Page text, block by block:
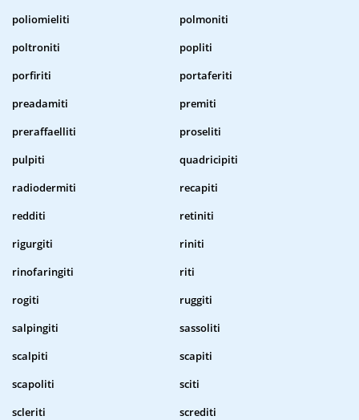
poliomieliti
polmoniti
poltroniti
popliti
porfiriti
portaferiti
preadamiti
premiti
preraffaelliti
proseliti
pulpiti
quadricipiti
radiodermiti
recapiti
redditi
retiniti
rigurgiti
riniti
rinofaringiti
riti
rogiti
ruggiti
salpingiti
sassoliti
scalpiti
scapiti
scapoliti
sciti
scleriti
screditi